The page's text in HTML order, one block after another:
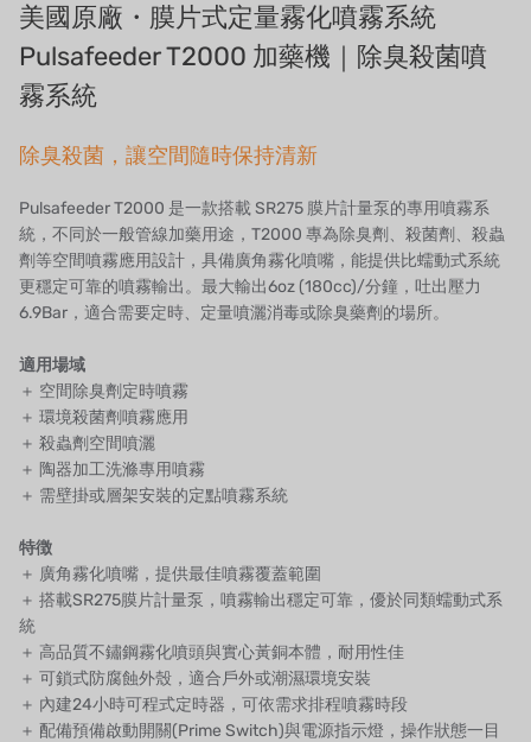
タイHAYCARB
フランスSUNTEC
UK PUROLITE
日本のNOP
日本オリンピック
日本勝浦
BRAHMA、イタリア
鷺宮
ハネウェル
オルトレマーレ
トロコイド
国内
美國原廠・膜片式定量霧化噴霧系統
Pulsafeeder T2000 加藥機｜除臭殺菌噴
霧系統
除臭殺菌，讓空間隨時保持清新
Pulsafeeder T2000 是一款搭載 SR275 膜片計量泵的專用噴霧系
統，不同於一般管線加藥用途，T2000 專為除臭劑、殺菌劑、殺蟲
劑等空間噴霧應用設計，具備廣角霧化噴嘴，能提供比蠕動式系統
更穩定可靠的噴霧輸出。最大輸出6oz (180cc)/分鐘，吐出壓力
6.9Bar，適合需要定時、定量噴灑消毒或除臭藥劑的場所。
適用場域
＋ 空間除臭劑定時噴霧
＋ 環境殺菌劑噴霧應用
＋ 殺蟲劑空間噴灑
＋ 陶器加工洗滌專用噴霧
＋ 需壁掛或層架安裝的定點噴霧系統
特徴
＋ 廣角霧化噴嘴，提供最佳噴霧覆蓋範圍
＋ 搭載SR275膜片計量泵，噴霧輸出穩定可靠，優於同類蠕動式系
統
＋ 高品質不鏽鋼霧化噴頭與實心黃銅本體，耐用性佳
＋ 可鎖式防腐蝕外殼，適合戶外或潮濕環境安裝
＋ 內建24小時可程式定時器，可依需求排程噴霧時段
＋ 配備預備啟動開關(Prime Switch)與電源指示燈，操作狀態一目